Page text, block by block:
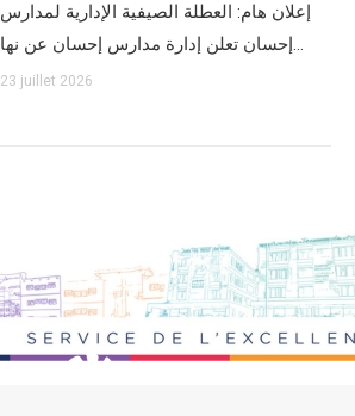
إعلان هام: العطلة الصيفية الإدارية لمدارس
إحسان تعلن إدارة مدارس إحسان عن نها…
23 juillet 2026